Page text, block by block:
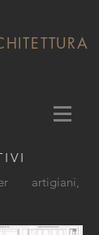
artigiani,